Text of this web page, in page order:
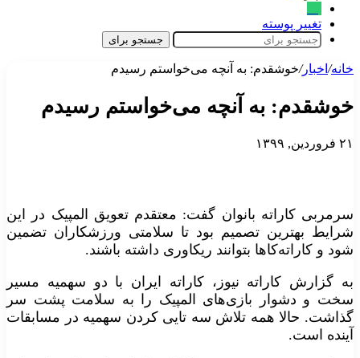
تغییر پوسته
جستجو برای
خانه/ اخبار/خوشقدم‌: به آنچه می‌خواستم رسیدم
خوشقدم‌: به آنچه می‌خواستم رسیدم
۲۱ فروردین, ۱۳۹۹
سرمربی کاراته بانوان گفت: معتقدم تعویق المپیک در این
شرایط بهترین تصمیم بود تا سلامتی ورزشکاران تضمین
شود و کاراته‌کا‌ها بتوانند ریکاوری داشته باشند.
به گزارش کاراته نیوز، کاراته ایران با دو سهمیه مسیر
سخت و دشوار بازی‌های المپیک را به سلامت پشت سر
گذاشت. حالا همه تلاش سه تایی کردن سهمیه در مسابقات
آینده است.